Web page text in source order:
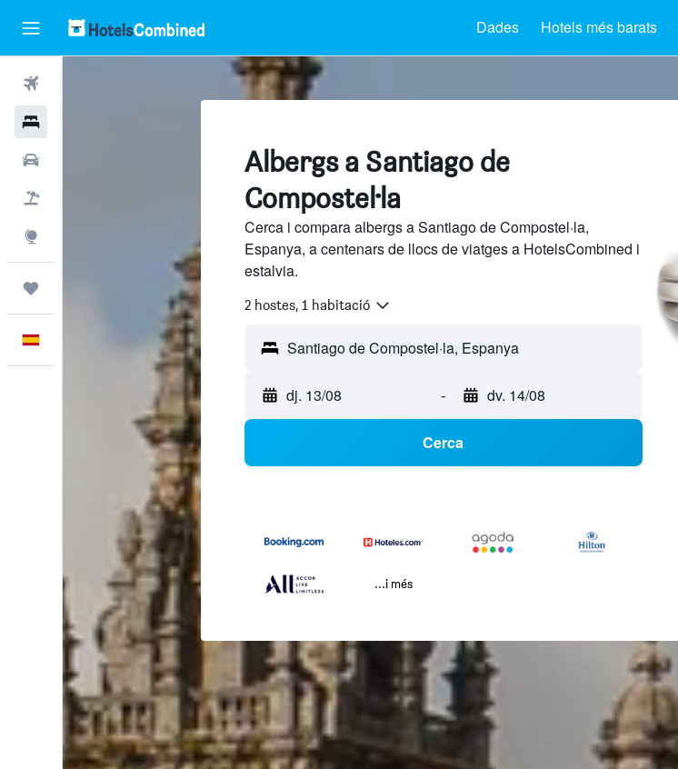
Dades Hotels més barats
Albergs a Santiago de
Compostel·la
Cerca i compara albergs a Santiago de Compostel·la,
Espanya, a centenars de llocs de viatges a HotelsCombined i
estalvia.
2 hostes, 1 habitació
dj. 13/08 - dv. 14/08
Cerca
...i més